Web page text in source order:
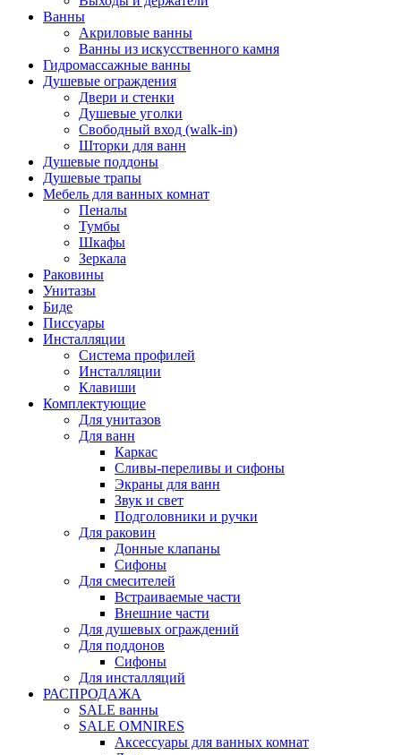
Ванны
Акриловые ванны
Ванны из искусственного камня
Гидромассажные ванны
Душевые ограждения
Двери и стенки
Душевые уголки
Свободный вход (walk-in)
Шторки для ванн
Душевые поддоны
Душевые трапы
Мебель для ванных комнат
Пеналы
Тумбы
Шкафы
Зеркала
Раковины
Унитазы
Биде
Писсуары
Инсталляции
Система профилей
Инсталляции
Клавиши
Комплектующие
Для унитазов
Для ванн
Каркас
Сливы-переливы и сифоны
Экраны для ванн
Звук и свет
Подголовники и ручки
Для раковин
Донные клапаны
Сифоны
Для смесителей
Встраиваемые части
Внешние части
Для душевых ограждений
Для поддонов
Сифоны
Для инсталляций
РАСПРОДАЖА
SALE ванны
SALE OMNIRES
Аксессуары для ванных комнат